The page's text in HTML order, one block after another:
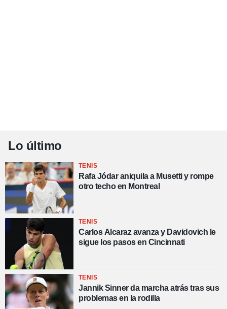
Lo último
TENIS
Rafa Jódar aniquila a Musetti y rompe
otro techo en Montreal
TENIS
Carlos Alcaraz avanza y Davidovich le
sigue los pasos en Cincinnati
TENIS
Jannik Sinner da marcha atrás tras sus
problemas en la rodilla